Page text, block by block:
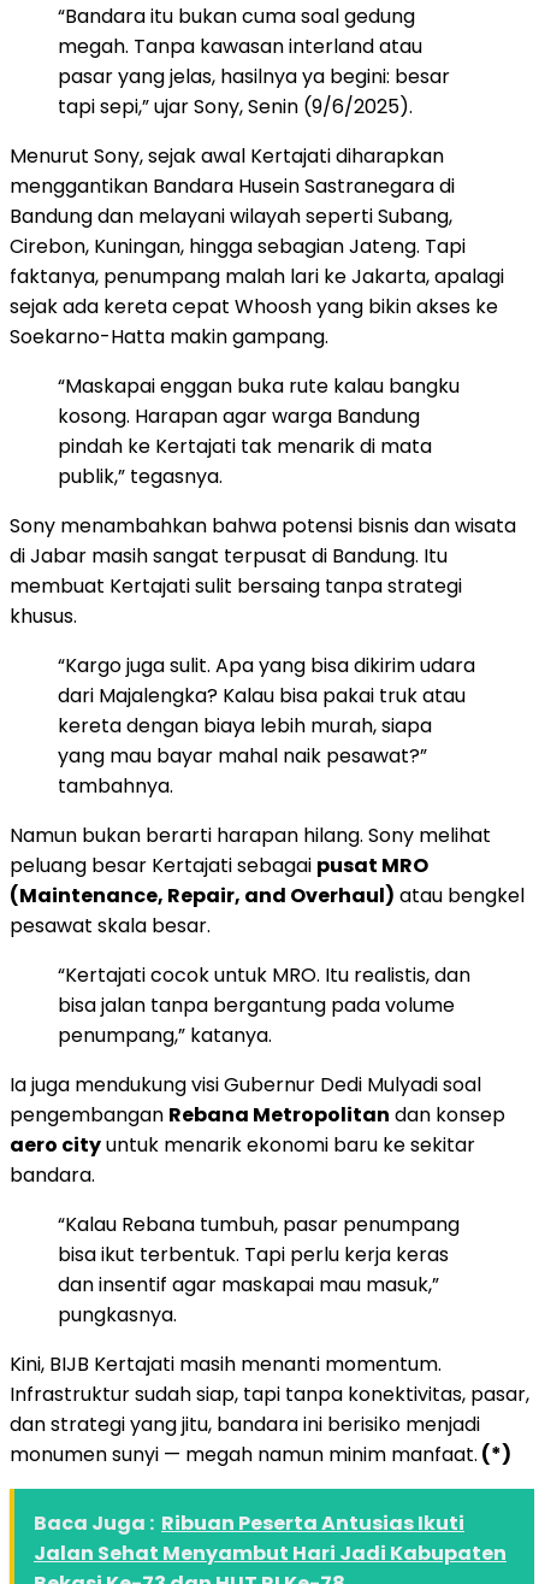
“Bandara itu bukan cuma soal gedung
megah. Tanpa kawasan interland atau
pasar yang jelas, hasilnya ya begini: besar
tapi sepi,” ujar Sony, Senin (9/6/2025).
Menurut Sony, sejak awal Kertajati diharapkan
menggantikan Bandara Husein Sastranegara di
Bandung dan melayani wilayah seperti Subang,
Cirebon, Kuningan, hingga sebagian Jateng. Tapi
faktanya, penumpang malah lari ke Jakarta, apalagi
sejak ada kereta cepat Whoosh yang bikin akses ke
Soekarno-Hatta makin gampang.
“Maskapai enggan buka rute kalau bangku
kosong. Harapan agar warga Bandung
pindah ke Kertajati tak menarik di mata
publik,” tegasnya.
Sony menambahkan bahwa potensi bisnis dan wisata
di Jabar masih sangat terpusat di Bandung. Itu
membuat Kertajati sulit bersaing tanpa strategi
khusus.
“Kargo juga sulit. Apa yang bisa dikirim udara
dari Majalengka? Kalau bisa pakai truk atau
kereta dengan biaya lebih murah, siapa
yang mau bayar mahal naik pesawat?”
tambahnya.
Namun bukan berarti harapan hilang. Sony melihat
peluang besar Kertajati sebagai pusat MRO
(Maintenance, Repair, and Overhaul) atau bengkel
pesawat skala besar.
“Kertajati cocok untuk MRO. Itu realistis, dan
bisa jalan tanpa bergantung pada volume
penumpang,” katanya.
Ia juga mendukung visi Gubernur Dedi Mulyadi soal
pengembangan Rebana Metropolitan dan konsep
aero cityuntuk menarik ekonomi baru ke sekitar
bandara.
“Kalau Rebana tumbuh, pasar penumpang
bisa ikut terbentuk. Tapi perlu kerja keras
dan insentif agar maskapai mau masuk,”
pungkasnya.
Kini, BIJB Kertajati masih menanti momentum.
Infrastruktur sudah siap, tapi tanpa konektivitas, pasar,
dan strategi yang jitu, bandara ini berisiko menjadi
monumen sunyi — megah namun minim manfaat. (*)
Baca Juga : Ribuan Peserta Antusias Ikuti
Jalan Sehat Menyambut Hari Jadi Kabupaten